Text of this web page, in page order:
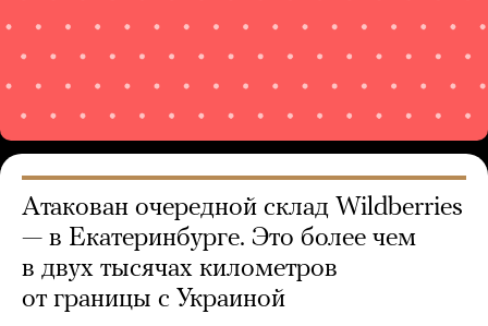
Атакован очередной склад Wildberries
— в Екатеринбурге. Это более чем
в двух тысячах километров
от границы с Украиной